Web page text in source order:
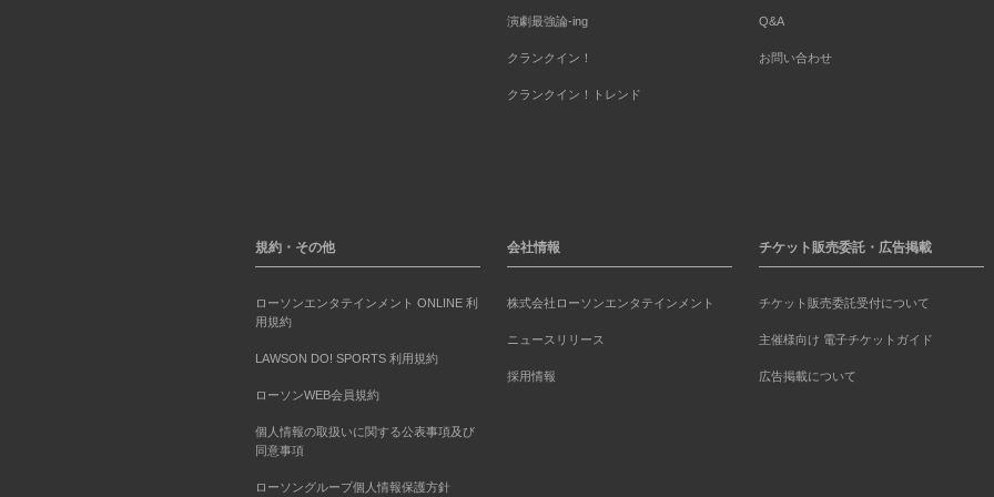
演劇最強論-ing
クランクイン！
クランクイン！トレンド
Q&A
お問い合わせ
規約・その他
ローソンエンタテインメント ONLINE 利
用規約
LAWSON DO! SPORTS 利用規約
ローソンWEB会員規約
個人情報の取扱いに関する公表事項及び
同意事項
ローソングループ個人情報保護方針
会社情報
株式会社ローソンエンタテインメント
ニュースリリース
採用情報
チケット販売委託・広告掲載
チケット販売委託受付について
主催様向け 電子チケットガイド
広告掲載について